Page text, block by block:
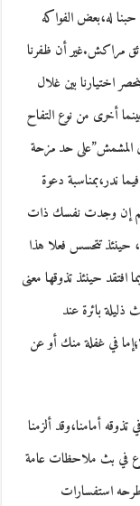
حبنا له،بعض الفواكه
مراكش.غير أن ظفرنا
اختيارنا بين غلال
أخرى من نوع التفاح
المشمش”على حد مزحة
ندر،بمناسبة دعوة
إن وجدت نفسك ذات
حينئذ تتحسس فعلا هذا
افتقد حينئذ تذوقها معنى
ذليلة بائرة عند
في غفلة منك أو عن
أمامنا،وقد ألزمنا
في بث ملاحظات عامة
استفسارات